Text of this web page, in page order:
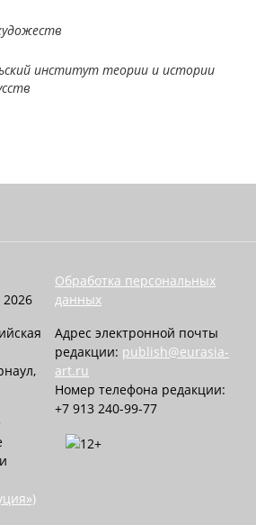
институт теории и истории
2026
Обработка персональных
данных
Адрес электронной почты
редакции: publish@eurasia-
art.ru
Номер телефона редакции:
+7 913 240-99-77